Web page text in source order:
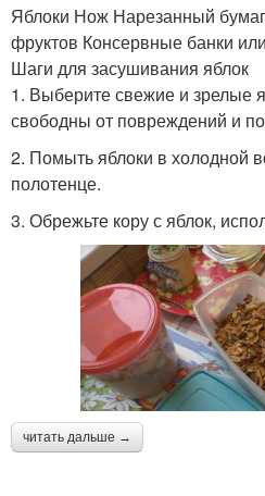
Яблоки Нож Нарезанный
фруктов Консервные банки
Шаги для засушивания яблок
1. Выберите свежие и зрелые
свободны от повреждений и
2. Помыть яблоки в холодной
полотенце.
3. Обрежьте кору с яблок,
читать дальше →